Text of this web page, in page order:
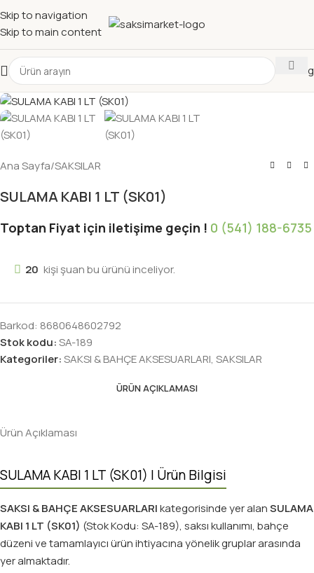
Skip to navigation
Skip to main content
Katalog
Ana Sayfa/SAKSILAR
SULAMA KABI 1 LT (SK01)
Toptan Fiyat için iletişime geçin ! 0 (541) 188-6735
20 kişi şuan bu ürünü inceliyor.
Barkod: 8680648602792
Stok kodu:SA-189
Kategoriler:SAKSI & BAHÇE AKSESUARLARI, SAKSILAR
ÜRÜN AÇIKLAMASI
Ürün Açıklaması
SULAMA KABI 1 LT (SK01) | Ürün Bilgisi
SAKSI & BAHÇE AKSESUARLARIkategorisinde yer alanSULAMA
KABI 1 LT (SK01) (Stok Kodu: SA-189), saksı kullanımı, bahçe
düzeni ve tamamlayıcı ürün ihtiyacına yönelik gruplar arasında
yer almaktadır.